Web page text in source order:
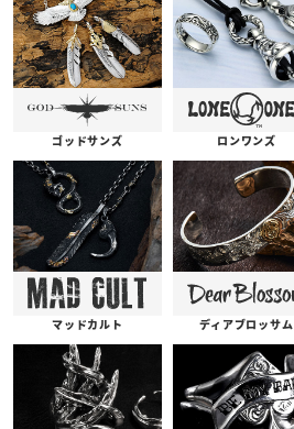
ゴッドサンズ ロンワンズ
マッドカルト ディアブロッサム